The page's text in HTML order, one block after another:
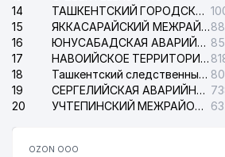
14
ТАШКЕНТСКИЙ ГОРОДСКОЙ СУД ПО ГРАЖДАНСКИМ ДЕЛАМ
15
ЯККАСАРАЙСКИЙ МЕЖРАЙОННЫЙ СУД ПО ГРАЖДАНСКИМ ДЕЛАМ
16
ЮНУСАБАДСКАЯ АВАРИЙНАЯ СЛУЖБА ЭЛЕКТРОСЕТИ
17
НАВОИЙСКОЕ ТЕРРИТОРИАЛЬНОЕ ПРЕДПРИЯТИЕ ЭЛЕКТРОСЕТИ АО
18
Ташкентский следственный изолятор
19
СЕРГЕЛИЙСКАЯ АВАРИЙНАЯ СЛУЖБА ЭЛЕКТРОСЕТИ
20
УЧТЕПИНСКИЙ МЕЖРАЙОННЫЙ СУД ПО ГРАЖДАНСКИМ ДЕЛАМ
OZON ООО